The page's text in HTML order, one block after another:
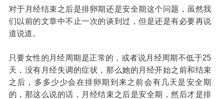
对于月经结束之后是排卵期还是安全期这个问题，虽然我
们以前的文章中不止一次的谈到过，但是还是有必要再说
道说道。
只要女性的月经周期是正常的，或者说月经周期不低于25
天，没有月经失调的症状，那么她的月经开始之前和结束
之后，多多少少会在排卵期到来之前会有几天是安全期
的，那这么说的话，月经结束之后是安全期，然后才是排